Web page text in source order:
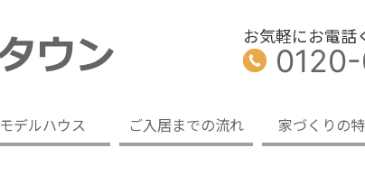
お気軽にお電話
モデルハウス ご入居までの流れ 家づくりの